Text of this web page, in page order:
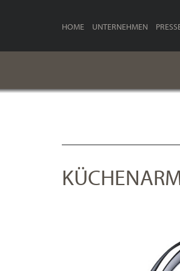
HOME UNTERNEHMEN